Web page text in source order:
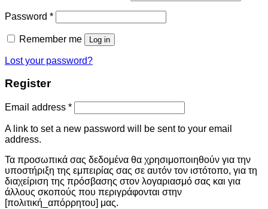
Password *
Remember me Log in
Lost your password?
Register
Email address *
A link to set a new password will be sent to your email
address.
Τα προσωπικά σας δεδομένα θα χρησιμοποιηθούν για την
υποστήριξη της εμπειρίας σας σε αυτόν τον ιστότοπο, για τη
διαχείριση της πρόσβασης στον λογαριασμό σας και για
άλλους σκοπούς που περιγράφονται στην
[πολιτική_απόρρητου] μας.